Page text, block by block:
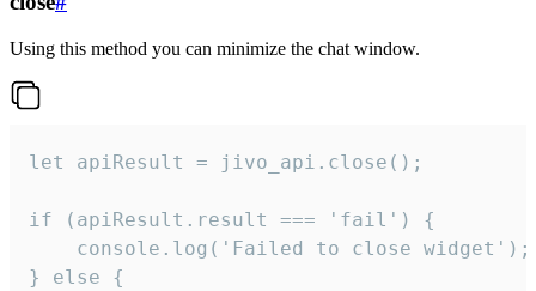
Using this method you can minimize the chat window.
let apiResult = jivo_api.close();
if (apiResult.result === 'fail') {
    console.log('Failed to close widget');
} else {